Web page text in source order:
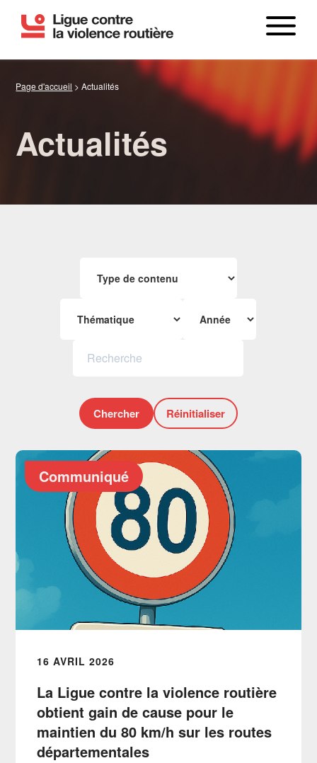
Page d'accueil >Actualités
Actualités
Chercher Réinitialiser
Communiqué
16 AVRIL 2026
La Ligue contre la violence routière
obtient gain de cause pour le
maintien du 80 km/h sur les routes
départementales
LE BILAN